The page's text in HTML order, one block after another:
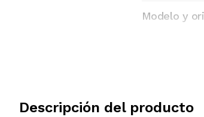
Modelo y
Descripción del producto